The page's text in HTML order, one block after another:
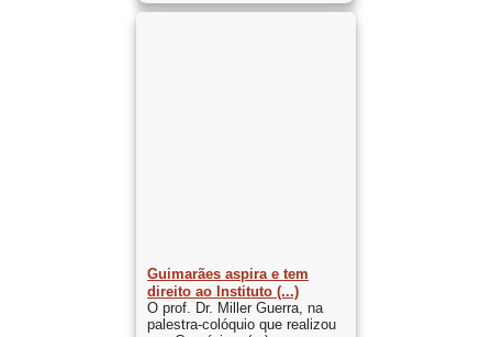
Guimarães aspira e tem
direito ao Instituto (...)
O prof. Dr. Miller Guerra, na
palestra-colóquio que realizou